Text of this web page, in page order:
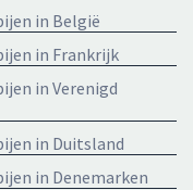
in België
in Frankrijk
in Verenigd
in Duitsland
in Denemarken